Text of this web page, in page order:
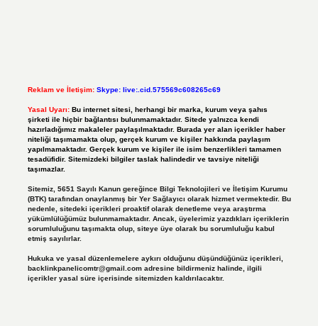
Reklam ve İletişim: Skype: live:.cid.575569c608265c69
Yasal Uyarı: Bu internet sitesi, herhangi bir marka, kurum veya şahıs
şirketi ile hiçbir bağlantısı bulunmamaktadır. Sitede yalnızca kendi
hazırladığımız makaleler paylaşılmaktadır. Burada yer alan içerikler haber
niteliği taşımamakta olup, gerçek kurum ve kişiler hakkında paylaşım
yapılmamaktadır. Gerçek kurum ve kişiler ile isim benzerlikleri tamamen
tesadüfidir. Sitemizdeki bilgiler taslak halindedir ve tavsiye niteliği
taşımazlar.
Sitemiz, 5651 Sayılı Kanun gereğince Bilgi Teknolojileri ve İletişim Kurumu
(BTK) tarafından onaylanmış bir Yer Sağlayıcı olarak hizmet vermektedir. Bu
nedenle, sitedeki içerikleri proaktif olarak denetleme veya araştırma
yükümlülüğümüz bulunmamaktadır. Ancak, üyelerimiz yazdıkları içeriklerin
sorumluluğunu taşımakta olup, siteye üye olarak bu sorumluluğu kabul
etmiş sayılırlar.
Hukuka ve yasal düzenlemelere aykırı olduğunu düşündüğünüz içerikleri,
backlinkpanelicomtr@gmail.comadresine bildirmeniz halinde, ilgili
içerikler yasal süre içerisinde sitemizden kaldırılacaktır.